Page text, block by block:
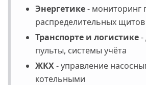
Энергетике- мониторинг
распределительных щитов
Транспорте и логистике-
пульты, системы учёта
ЖКХ- управление
котельными